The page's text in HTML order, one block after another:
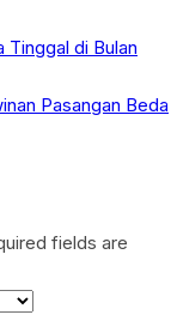
Tinggal di Bulan
Pasangan Beda
fields are